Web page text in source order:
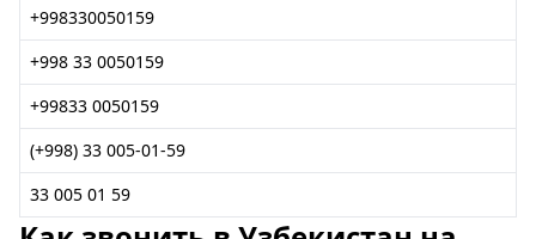
+998330050159
+998 33 0050159
+99833 0050159
(+998) 33 005-01-59
33 005 01 59